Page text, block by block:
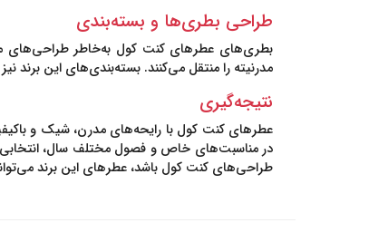
طراحی بطری‌ها و بسته‌بندی
بطری‌های عطرهای کنت کول به‌خاطر طراحی‌های
مدرنیته را منتقل می‌کنند. بسته‌بندی‌های این برند
نتیجه‌گیری
عطرهای کنت کول با رایحه‌های مدرن، شیک و
در مناسبت‌های خاص و فصول مختلف سال،
طراحی‌های کنت کول باشد، عطرهای این برند